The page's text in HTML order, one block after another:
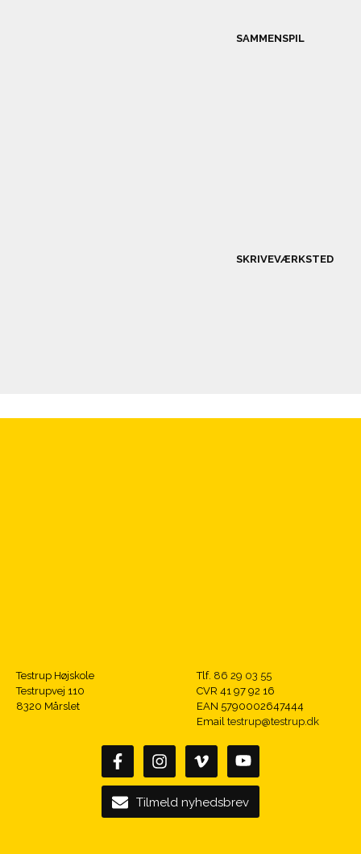
SAMMENSPIL
SKRIVEVÆRKSTED
Testrup Højskole
Testrupvej 110
8320 Mårslet
Tlf. 86 29 03 55
CVR 41 97 92 16
EAN 5790002647444
Email testrup@testrup.dk
Tilmeld nyhedsbrev